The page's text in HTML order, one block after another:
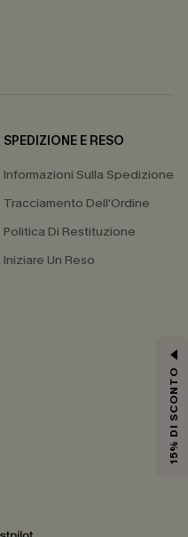
SPEDIZIONE E RESO
Informazioni Sulla Spedizione
Tracciamento Dell'Ordine
Politica Di Restituzione
Iniziare Un Reso
15% DI SCONTO